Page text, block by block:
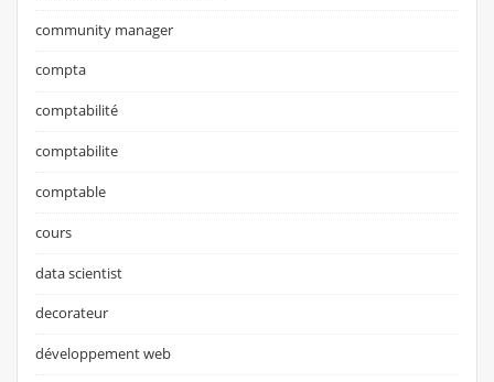
community manager
compta
comptabilité
comptabilite
comptable
cours
data scientist
decorateur
développement web